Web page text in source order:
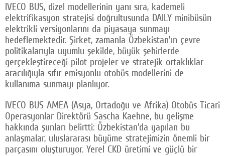
IVECO BUS, dizel modellerinin yanı sıra, kademeli
elektrifikasyon stratejisi doğrultusunda DAILY minibüsün
elektrikli versiyonlarını da piyasaya sunmayı
hedeflemektedir. Şirket, zamanla Özbekistan'ın çevre
politikalarıyla uyumlu şekilde, büyük şehirlerde
gerçekleştireceği pilot projeler ve stratejik ortaklıklar
aracılığıyla sıfır emisyonlu otobüs modellerini de
kullanıma sunmayı planlıyor.
IVECO BUS AMEA (Asya, Ortadoğu ve Afrika) Otobüs Ticari
Operasyonlar Direktörü Sascha Kaehne, bu gelişme
hakkında şunları belirtti: Özbekistan'da yapılan bu
anlaşmalar, uluslararası büyüme stratejimizin önemli bir
parçasını oluşturuyor. Yerel CKD üretimi ve güçlü bir